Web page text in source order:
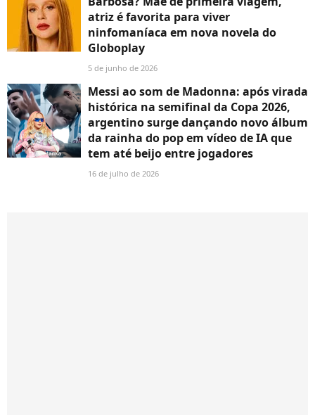
atriz é favorita para viver
ninfomaníaca em nova novela do
Globoplay
5 de junho de 2026
Messi ao som de Madonna: após virada
histórica na semifinal da Copa 2026,
argentino surge dançando novo álbum
da rainha do pop em vídeo de IA que
tem até beijo entre jogadores
16 de julho de 2026